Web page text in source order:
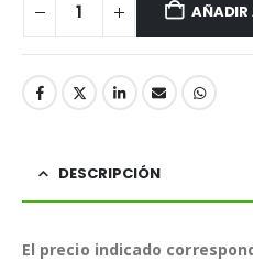
AÑADIR
DESCRIPCIÓN
El precio indicado